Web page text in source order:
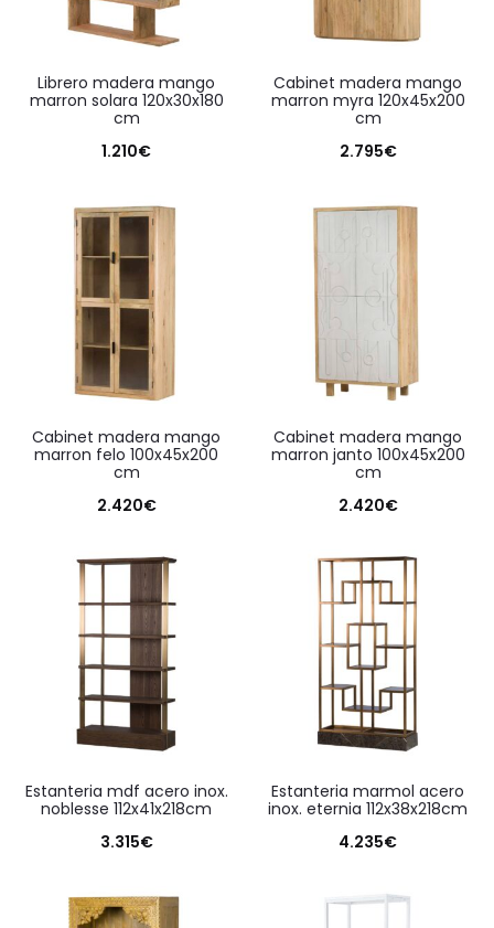
librero madera mango
marron solara 120x30x180
cm
1.210€
cabinet madera mango
marron myra 120x45x200
cm
2.795€
cabinet madera mango
marron felo 100x45x200
cm
2.420€
cabinet madera mango
marron janto 100x45x200
cm
2.420€
estanteria mdf acero inox.
noblesse 112x41x218cm
3.315€
estanteria marmol acero
inox. eternia 112x38x218cm
4.235€